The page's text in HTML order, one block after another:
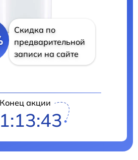
Скидка по
предварительной
записи на сайте
Конец акции